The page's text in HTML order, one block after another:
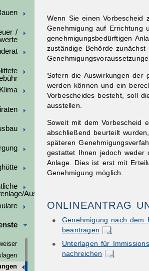
/
Ausschreibungen
Wenn Sie einen Vorbescheid
Genehmigung auf Errichtung
genehmigungsbedürftigen
zuständige Behörde zunächst
Sofern die Auswirkungen der
werden können und ein
Vorbescheides besteht, soll
ausstellen.
Soweit mit dem Vorbescheid
abschließend beurteilt
späteren
gestattet Ihnen jedoch weder
Anlage. Dies ist erst mit
Genehmigung möglich.
ONLINEANTRAG
Genehmigung nach dem
beantragen
Unterlagen für
nachreichen